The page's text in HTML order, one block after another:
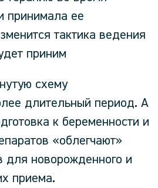
принимала ее
тактика ведения
приним
схему
длительный период. А
к беременности и
«облегчают»
для новорожденного и
приема.